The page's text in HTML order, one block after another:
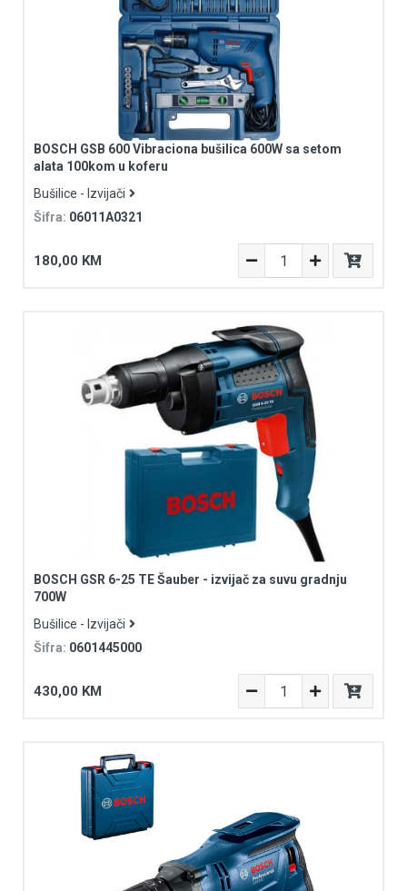
BOSCH GSB 600 Vibraciona bušilica 600W sa setom
alata 100kom u koferu
Bušilice - Izvijači
Šifra: 06011A0321
180,00 KM
BOSCH GSR 6-25 TE Šauber - izvijač za suvu gradnju
700W
Bušilice - Izvijači
Šifra: 0601445000
430,00 KM